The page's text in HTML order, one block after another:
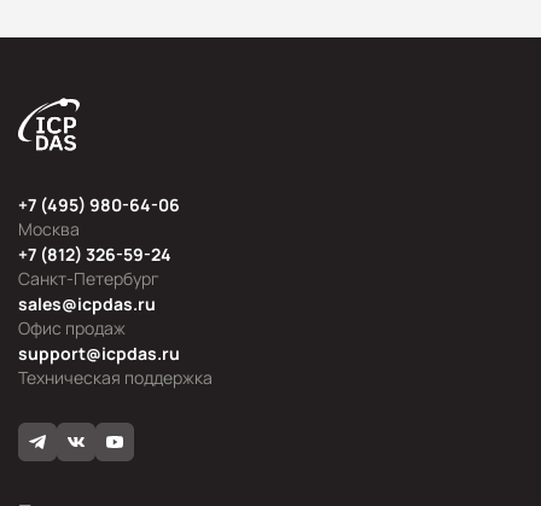
Москва
+7 (495) 980-64-06
Офис продаж
sales@icpdas.ru
Санкт-Петербург
+7 (812) 326-59-24
Техническая поддержка
support@icpdas.ru